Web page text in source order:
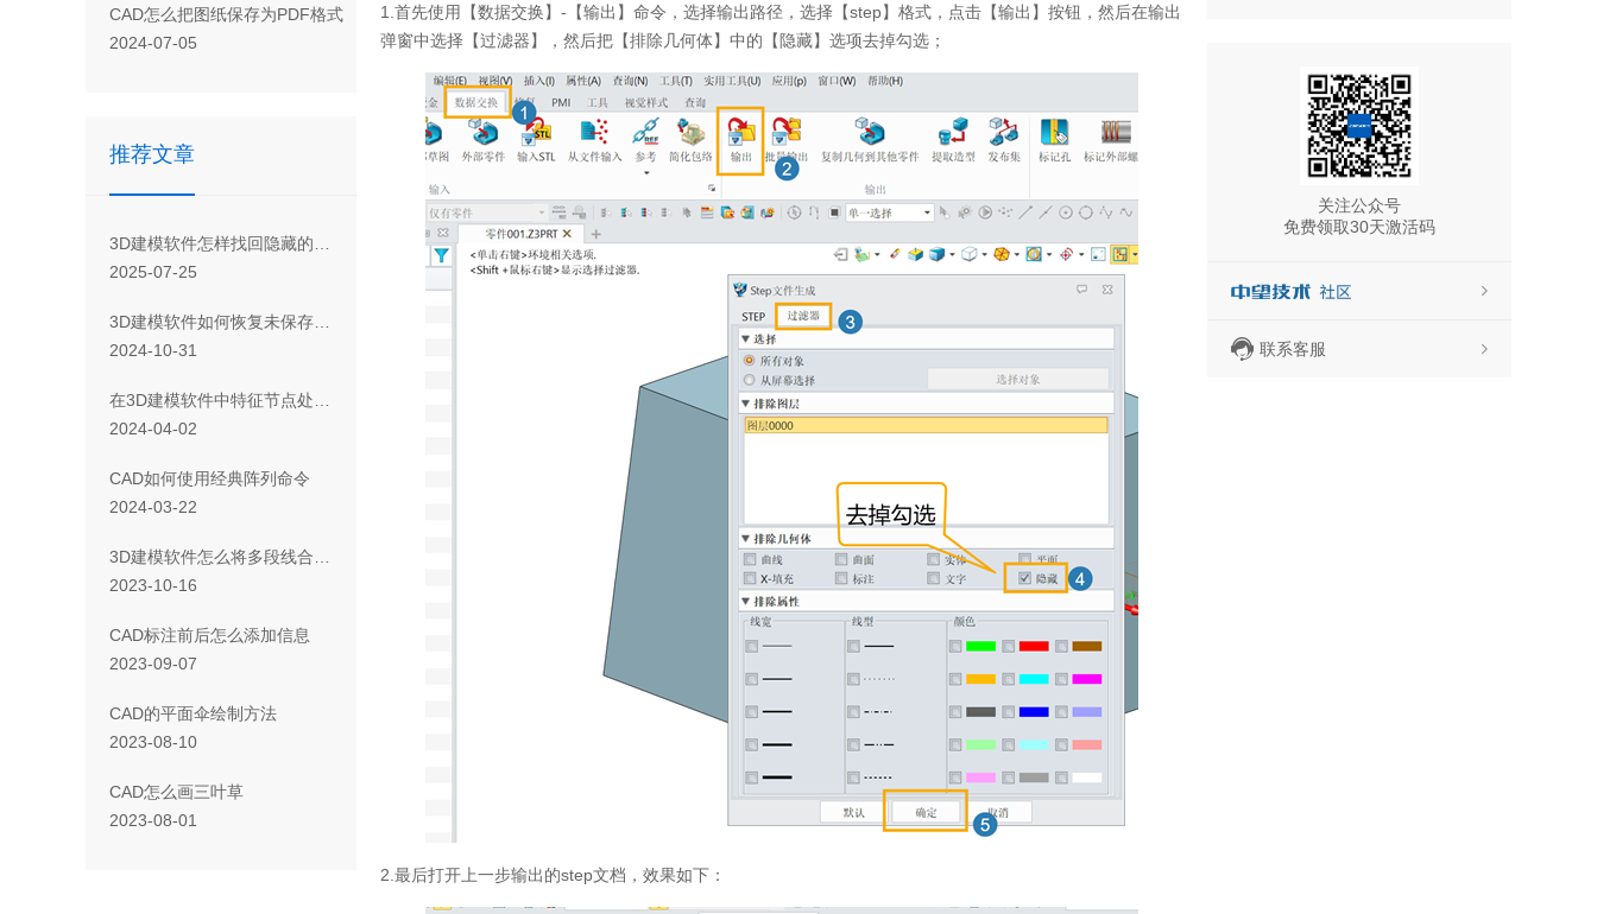
CAD怎么把图纸保存为PDF格式
2024-07-05
推荐文章
3D建模软件怎样找回隐藏的工具栏
2025-07-25
3D建模软件如何恢复未保存的数据
2024-10-31
在3D建模软件中特征节点处没有显示刚建立的特征该怎么办？
2024-04-02
CAD如何使用经典阵列命令
2024-03-22
3D建模软件怎么将多段线合并为一条线
2023-10-16
CAD标注前后怎么添加信息
2023-09-07
CAD的平面伞绘制方法
2023-08-10
CAD怎么画三叶草
2023-08-01
1.首先使用【数据交换】-【输出】命令，选择输出路径，选择【step】格式，点击【输出】按钮，然后在输出
弹窗中选择【过滤器】，然后把【排除几何体】中的【隐藏】选项去掉勾选；
2.最后打开上一步输出的step文档，效果如下：
关注公众号
免费领取30天激活码
联系客服